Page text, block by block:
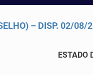
– DISP. 02/08/
ESTADO